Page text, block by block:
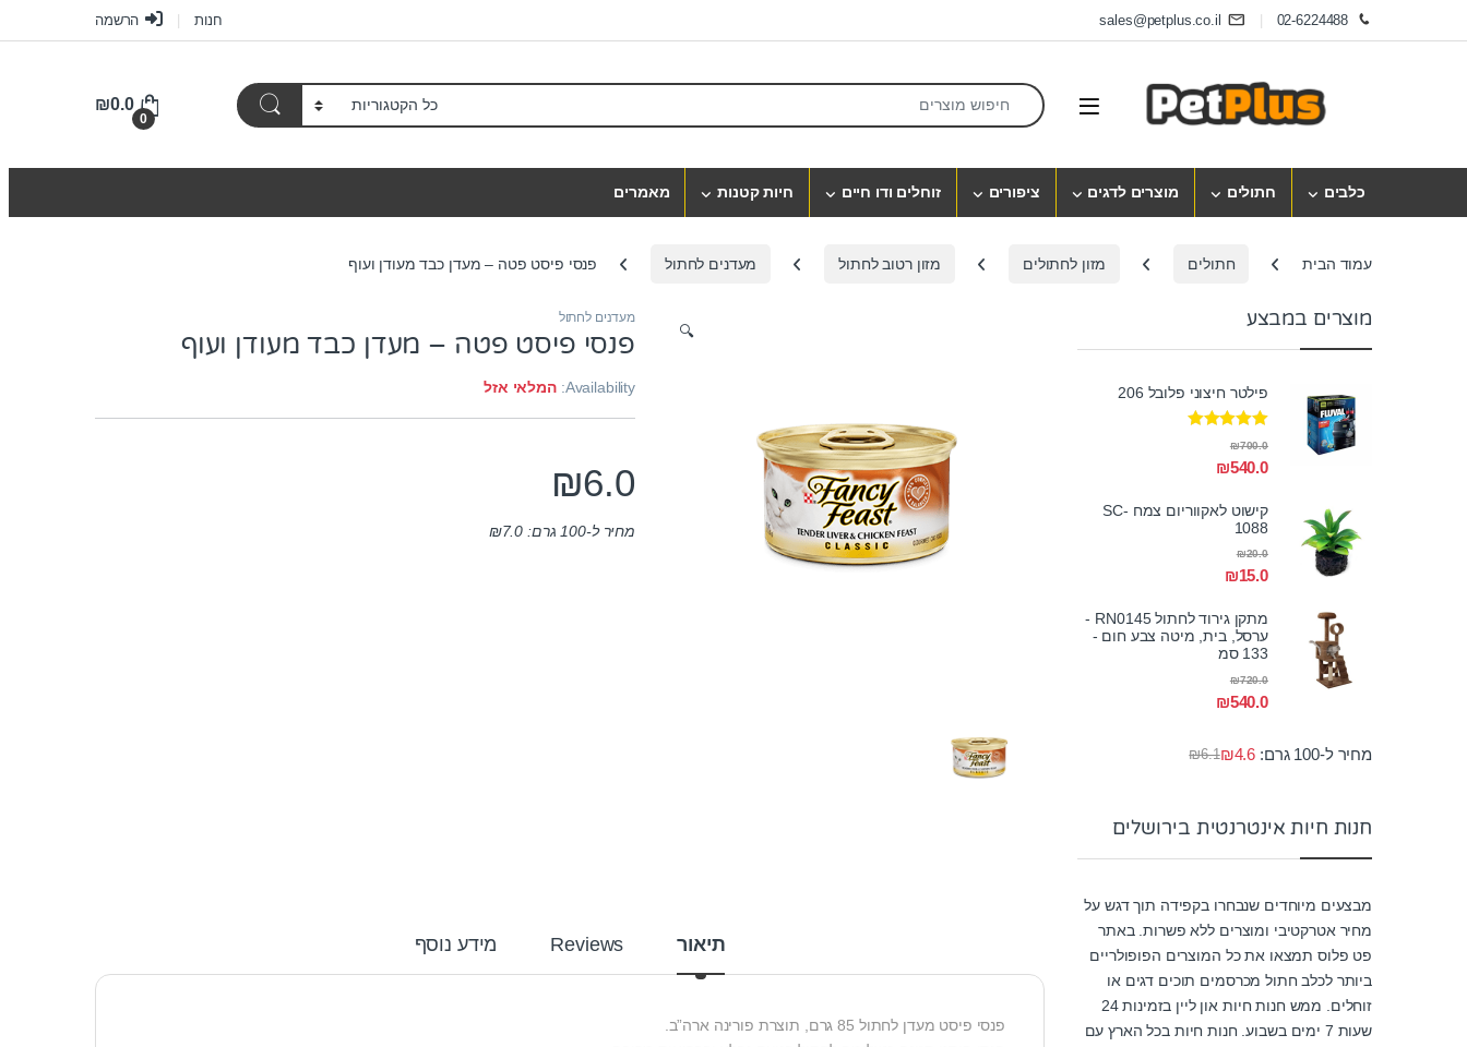
Skip to navigation
02-6224488
sales@petplus.co.il חנות הרשמה
Open
Search for:
0
₪0.0
כלבים חתולים מוצרים לדגים ציפורים זוחלים ודו חיים חיות קטנות מאמרים
עמוד הבית חתולים מזון לחתולים מזון רטוב לחתול מעדנים לחתול פנסי פיסט פטה – מעדן כבד מעודן ועוף
🔍
מעדנים לחתול
פנסי פיסט פטה – מעדן כבד מעודן ועוף
Availability: המלאי אזל
₪6.0
מחיר ל-100 גרם: ₪7.0
תיאור Reviews מידע נוסף
פנסי פיסט מעדן לחתול 85 גרם, תוצרת פורינה ארה”ב.
מוצרים במבצע
פילטר חיצוני פלובל 206
דורג5.00
₪540.0
₪700.0
קישוט לאקווריום צמח SC-
1088
₪15.0
₪20.0
מתקן גירוד לחתול RN0145 -
ערסל, בית, מיטה צבע חום -
133 סמ
₪540.0
₪720.0
מחיר ל-100 גרם: ₪6.1₪4.6
חנות חיות אינטרנטית בירושלים
מבצעים מיוחדים שנבחרו בקפידה תוך דגש על
מחיר אטרקטיבי ומוצרים ללא פשרות. באתר
פט פלוס תמצאו את כל המוצרים הפופולריים
ביותר לכלב חתול מכרסמים תוכים דגים או
זוחלים. ממש חנות חיות און ליין בזמינות 24
שעות 7 ימים בשבוע. חנות חיות בכל הארץ עם